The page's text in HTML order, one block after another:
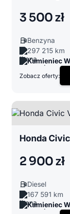
3 500 zł
Benzyna
297 215 km
Kamieniec
Zobacz oferty:
Honda
2 900 zł
Diesel
167 591 km
Kamieniec